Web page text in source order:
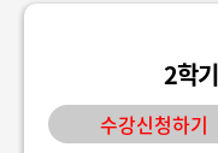
2학
수강신청하기